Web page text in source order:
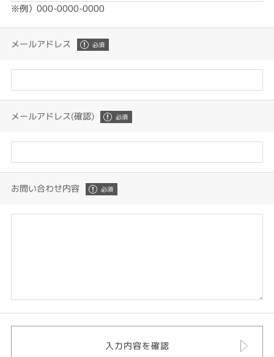
※例）000-0000-0000
メールアドレス
メールアドレス(確認)
お問い合わせ内容